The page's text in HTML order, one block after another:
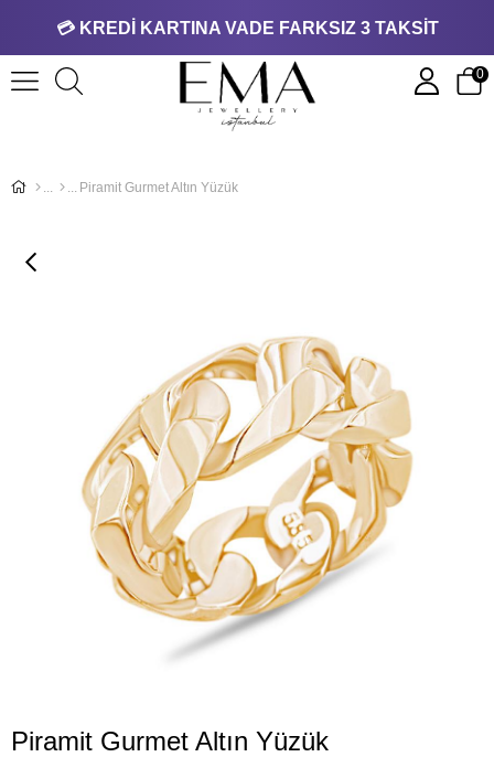
💳 KREDİ KARTINA VADE FARKSIZ 3 TAKSİT
0
Piramit Gurmet Altın Yüzük
Piramit Gurmet Altın Yüzük